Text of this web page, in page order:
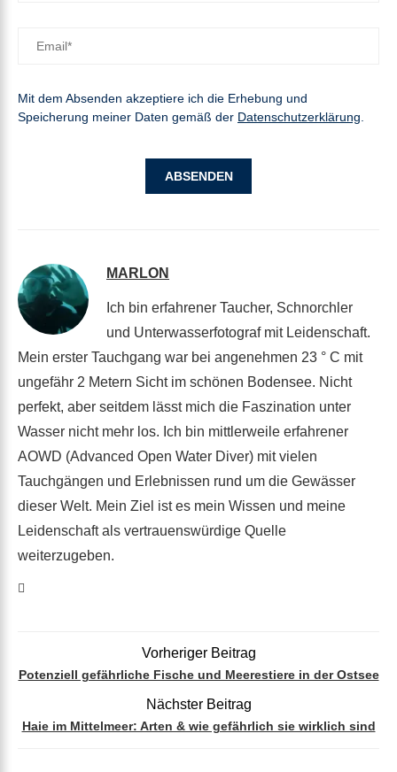
Mit dem Absenden akzeptiere ich die Erhebung und
Speicherung meiner Daten gemäß der Datenschutzerklärung.
MARLON
Ich bin erfahrener Taucher, Schnorchler
und Unterwasserfotograf mit Leidenschaft.
Mein erster Tauchgang war bei angenehmen 23 ° C mit
ungefähr 2 Metern Sicht im schönen Bodensee. Nicht
perfekt, aber seitdem lässt mich die Faszination unter
Wasser nicht mehr los. Ich bin mittlerweile erfahrener
AOWD (Advanced Open Water Diver) mit vielen
Tauchgängen und Erlebnissen rund um die Gewässer
dieser Welt. Mein Ziel ist es mein Wissen und meine
Leidenschaft als vertrauenswürdige Quelle
weiterzugeben.
Vorheriger Beitrag
Potenziell gefährliche Fische und Meerestiere in der Ostsee
Nächster Beitrag
Haie im Mittelmeer: Arten & wie gefährlich sie wirklich sind